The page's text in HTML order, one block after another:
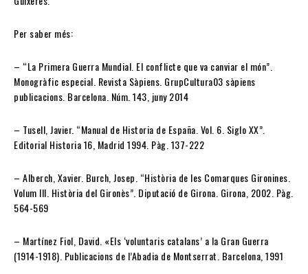
Per saber més:
– “La Primera Guerra Mundial. El conflicte que va canviar el món”.
Monogràfic especial. Revista Sàpiens. GrupCultura03 sàpiens
publicacions. Barcelona. Núm. 143, juny 2014
– Tusell, Javier. “Manual de Historia de España. Vol. 6. Siglo XX”.
Editorial Historia 16, Madrid 1994. Pàg. 137-222
– Alberch, Xavier. Burch, Josep. “Història de les Comarques Gironines.
Volum III. Història del Gironès”. Diputació de Girona. Girona, 2002. Pàg.
564-569
– Martínez Fiol, David. «Els ‘voluntaris catalans’ a la Gran Guerra
(1914-1918). Publicacions de l’Abadia de Montserrat. Barcelona, 1991